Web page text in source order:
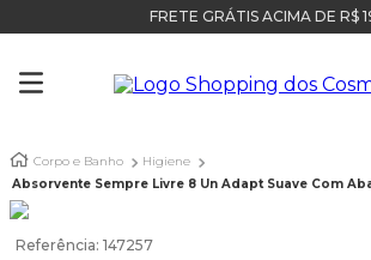
FRETE GRÁTIS ACIMA DE R$
Corpo e Banho
Higiene
Absorvente Sempre Livre 8 Un Adapt Suave Com
Referência: 147257